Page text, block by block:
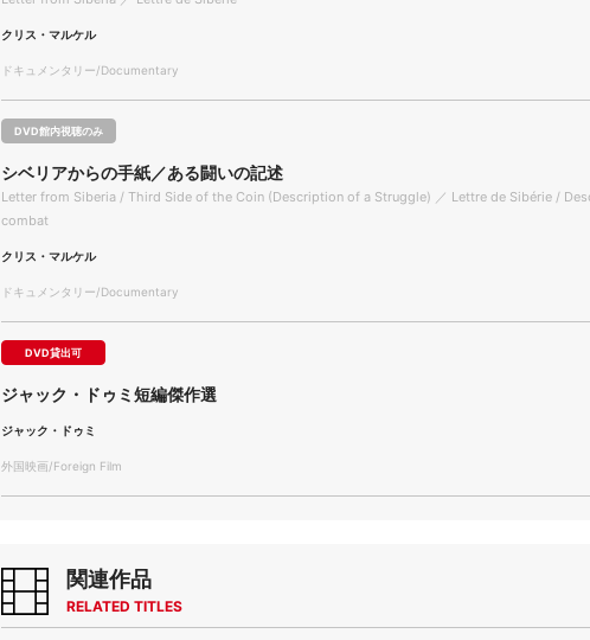
クリス・マルケル
ドキュメンタリー/Documentary
DVD館内視聴のみ
シベリアからの手紙／ある闘いの記述
Letter from Siberia / Third Side of the Coin (Description of a Struggle) ／ Lettre de Sibérie /
combat
クリス・マルケル
ドキュメンタリー/Documentary
DVD貸出可
ジャック・ドゥミ短編傑作選
ジャック・ドゥミ
外国映画/Foreign Film
関連作品
RELATED TITLES